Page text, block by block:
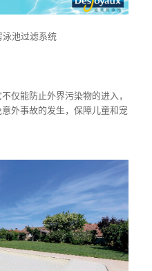
池过滤系统
仅能防止外界污染物的进入，
外事故的发生，保障儿童和宠